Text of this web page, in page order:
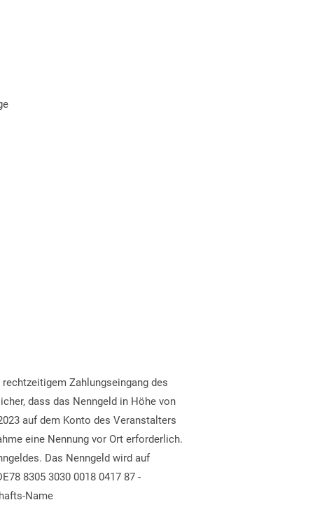
Zahlungseingang des
dass das Nenngeld in Höhe von
auf dem Konto des Veranstalters
eine Nennung vor Ort erforderlich.
Das Nenngeld wird auf
8305 3030 0018 0417 87 -
Name